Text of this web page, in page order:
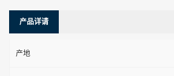
产品详请
产地